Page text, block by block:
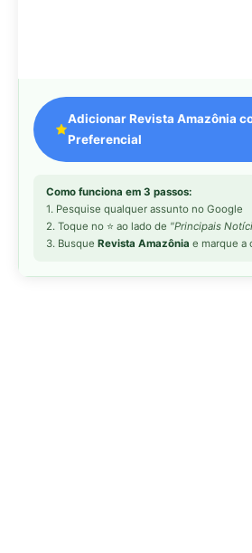
Adicionar Revista Amazônia
Preferencial
Como funciona em 3 passos:
1. Pesquise qualquer assunto no Google
2. Toque no ⭐ ao lado de "Principais
3. Busque Revista Amazônia e marque a